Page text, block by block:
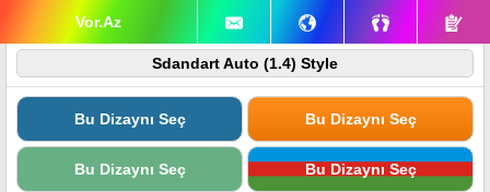
Vor.Az
Sdandart Auto (1.4) Style
Bu Dizaynı Seç Bu Dizaynı Seç
Bu Dizaynı Seç Bu Dizaynı Seç